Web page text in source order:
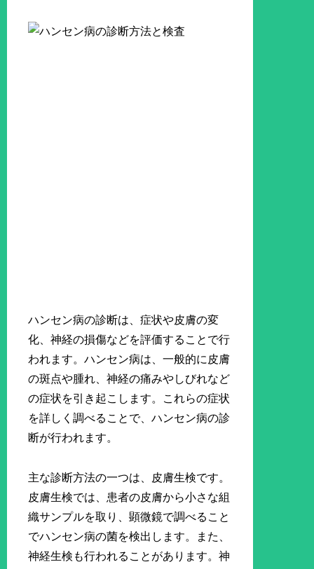
ハンセン病の診断は、症状や皮膚の変
化、神経の損傷などを評価することで行
われます。ハンセン病は、一般的に皮膚
の斑点や腫れ、神経の痛みやしびれなど
の症状を引き起こします。これらの症状
を詳しく調べることで、ハンセン病の診
断が行われます。
主な診断方法の一つは、皮膚生検です。
皮膚生検では、患者の皮膚から小さな組
織サンプルを取り、顕微鏡で調べること
でハンセン病の菌を検出します。また、
神経生検も行われることがあります。神